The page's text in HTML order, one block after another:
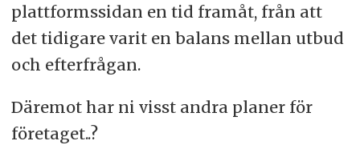
plattformssidan en tid framåt, från att
det tidigare varit en balans mellan utbud
och efterfrågan.
Däremot har ni visst andra planer för
företaget..?